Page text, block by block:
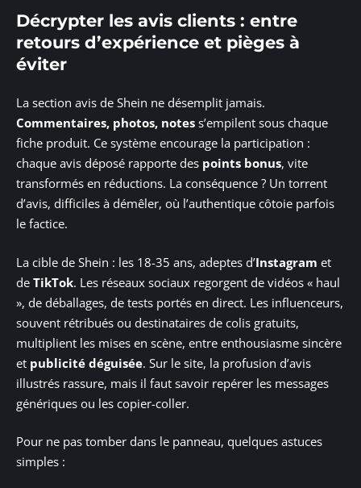
Décrypter les avis clients : entre
retours d’expérience et pièges à
éviter
La section avis de Shein ne désemplit jamais.
Commentaires, photos, notes s’empilent sous chaque
fiche produit. Ce système encourage la participation :
chaque avis déposé rapporte des points bonus, vite
transformés en réductions. La conséquence ? Un torrent
d’avis, difficiles à démêler, où l’authentique côtoie parfois
le factice.
La cible de Shein : les 18-35 ans, adeptes d’Instagram et
de TikTok. Les réseaux sociaux regorgent de vidéos « haul
», de déballages, de tests portés en direct. Les influenceurs,
souvent rétribués ou destinataires de colis gratuits,
multiplient les mises en scène, entre enthousiasme sincère
et publicité déguisée. Sur le site, la profusion d’avis
illustrés rassure, mais il faut savoir repérer les messages
génériques ou les copier-coller.
Pour ne pas tomber dans le panneau, quelques astuces
simples :